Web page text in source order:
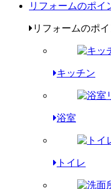
リフォームのポイ
リフォームのポイ
キッチン
浴室
トイレ